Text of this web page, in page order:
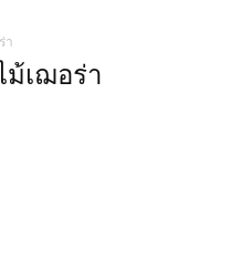
า
ม้เฌอร่า